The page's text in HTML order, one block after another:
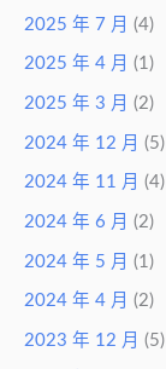
2025 年 7 月 (4)
2025 年 4 月 (1)
2025 年 3 月 (2)
2024 年 12 月 (5)
2024 年 11 月 (4)
2024 年 6 月 (2)
2024 年 5 月 (1)
2024 年 4 月 (2)
2023 年 12 月 (5)